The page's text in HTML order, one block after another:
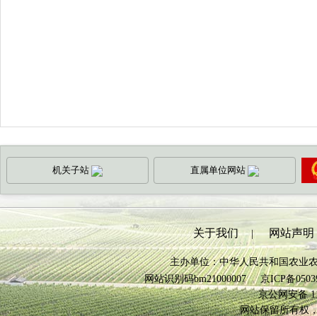
机关子站 直属单位网站
关于我们 | 网站声明
主办单位：中华人民共和国农业
网站识别码bm21000007京ICP备
京公网安备
网站保留所有权